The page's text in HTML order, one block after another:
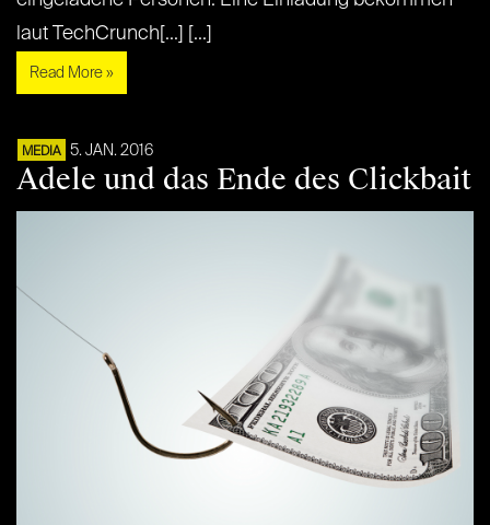
laut TechCrunch[...] [...]
Read More »
MEDIA 5. JAN. 2016
Adele und das Ende des Clickbait